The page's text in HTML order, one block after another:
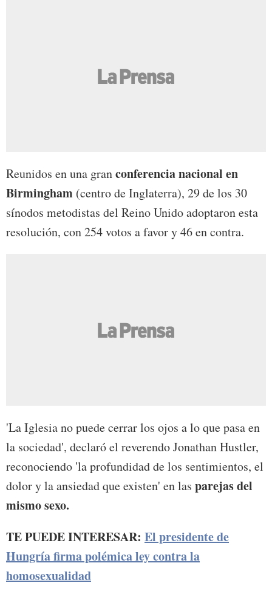
Reunidos en una granconferencia nacional en
Birmingham (centro de Inglaterra), 29 de los 30
sínodos metodistas del Reino Unido adoptaron esta
resolución, con 254 votos a favor y 46 en contra.
'La Iglesia no puede cerrar los ojos a lo que pasa en
la sociedad', declaró el reverendo Jonathan Hustler,
reconociendo 'la profundidad de los sentimientos, el
dolor y la ansiedad que existen' en las parejas del
mismo sexo.
TE PUEDE INTERESAR: El presidente de
Hungría firma polémica ley contra la
homosexualidad